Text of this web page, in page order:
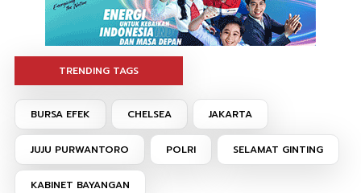
TRENDING TAGS
BURSA EFEK CHELSEA JAKARTA
JUJU PURWANTORO POLRI SELAMAT GINTING
KABINET BAYANGAN